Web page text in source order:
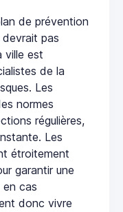
de prévention
pas
ville est
de la
Les
normes
régulières,
Les
étroitement
garantir une
cas
donc vivre